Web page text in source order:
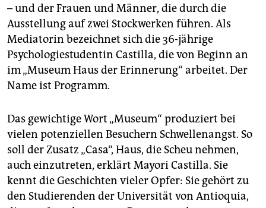
– und der Frauen und Männer, die durch die
Ausstellung auf zwei Stockwerken führen. Als
Mediatorin bezeichnet sich die 36-jährige
Psychologiestudentin Castilla, die von Beginn an
im „Museum Haus der Erinnerung“ arbeitet. Der
Name ist Programm.
Das gewichtige Wort „Museum“ produziert bei
vielen potenziellen Besuchern Schwellenangst. So
soll der Zusatz „Casa“, Haus, die Scheu nehmen,
auch einzutreten, erklärt Mayori Castilla. Sie
kennt die Geschichten vieler Opfer: Sie gehört zu
den Studierenden der Universität von Antioquia,